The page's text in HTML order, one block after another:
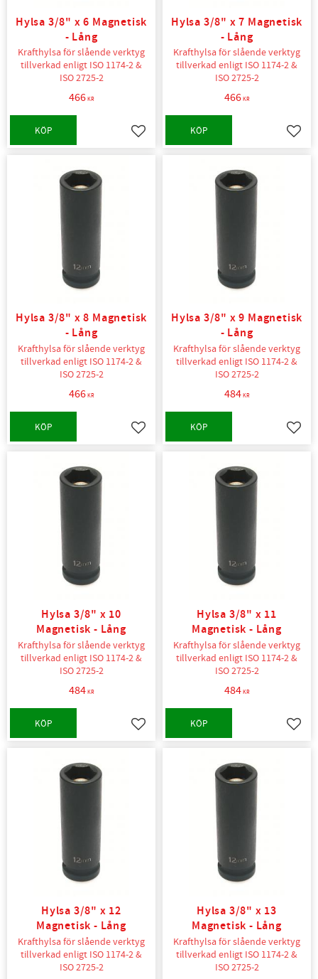
Hylsa 3/8" x 6 Magnetisk
- Lång
Krafthylsa för slående verktyg
tillverkad enligt ISO 1174-2 &
ISO 2725-2
466KR
Lägg till i favoriter
KÖP
Hylsa 3/8" x 7 Magnetisk
- Lång
Krafthylsa för slående verktyg
tillverkad enligt ISO 1174-2 &
ISO 2725-2
466KR
KÖP
Hylsa 3/8" x 8 Magnetisk
- Lång
Krafthylsa för slående verktyg
tillverkad enligt ISO 1174-2 &
ISO 2725-2
466KR
Lägg till i favoriter
KÖP
Hylsa 3/8" x 9 Magnetisk
- Lång
Krafthylsa för slående verktyg
tillverkad enligt ISO 1174-2 &
ISO 2725-2
484KR
KÖP
Hylsa 3/8" x 10
Magnetisk - Lång
Krafthylsa för slående verktyg
tillverkad enligt ISO 1174-2 &
ISO 2725-2
484KR
Lägg till i favoriter
KÖP
Hylsa 3/8" x 11
Magnetisk - Lång
Krafthylsa för slående verktyg
tillverkad enligt ISO 1174-2 &
ISO 2725-2
484KR
KÖP
Hylsa 3/8" x 12
Magnetisk - Lång
Krafthylsa för slående verktyg
tillverkad enligt ISO 1174-2 &
ISO 2725-2
Hylsa 3/8" x 13
Magnetisk - Lång
Krafthylsa för slående verktyg
tillverkad enligt ISO 1174-2 &
ISO 2725-2